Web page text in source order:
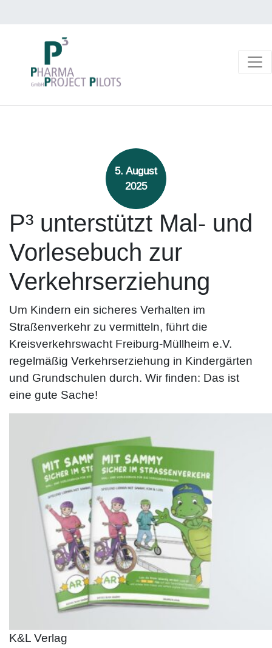
5. August
2025
P³ unterstützt Mal- und
Vorlesebuch zur
Verkehrserziehung
Um Kindern ein sicheres Verhalten im
Straßenverkehr zu vermitteln, führt die
Kreisverkehrswacht Freiburg-Müllheim e.V.
regelmäßig Verkehrserziehung in Kindergärten
und Grundschulen durch. Wir finden: Das ist
eine gute Sache!
K&L Verlag